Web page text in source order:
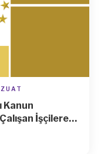
Kanun
İşçilere,